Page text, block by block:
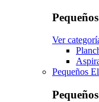
Ver
Pequeños